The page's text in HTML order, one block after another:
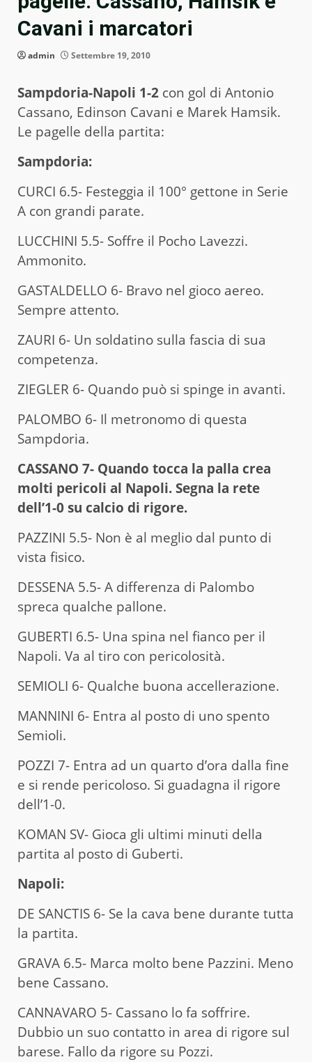
Cavani i marcatori
admin Settembre 19, 2010
Sampdoria-Napoli 1-2 con gol di Antonio
Cassano, Edinson Cavani e Marek Hamsik.
Le pagelle della partita:
Sampdoria:
CURCI 6.5- Festeggia il 100° gettone in Serie
A con grandi parate.
LUCCHINI 5.5- Soffre il Pocho Lavezzi.
Ammonito.
GASTALDELLO 6- Bravo nel gioco aereo.
Sempre attento.
ZAURI 6- Un soldatino sulla fascia di sua
competenza.
ZIEGLER 6- Quando può si spinge in avanti.
PALOMBO 6- Il metronomo di questa
Sampdoria.
CASSANO 7- Quando tocca la palla crea
molti pericoli al Napoli. Segna la rete
dell’1-0 su calcio di rigore.
PAZZINI 5.5- Non è al meglio dal punto di
vista fisico.
DESSENA 5.5- A differenza di Palombo
spreca qualche pallone.
GUBERTI 6.5- Una spina nel fianco per il
Napoli. Va al tiro con pericolosità.
SEMIOLI 6- Qualche buona accellerazione.
MANNINI 6- Entra al posto di uno spento
Semioli.
POZZI 7- Entra ad un quarto d’ora dalla fine
e si rende pericoloso. Si guadagna il rigore
dell’1-0.
KOMAN SV- Gioca gli ultimi minuti della
partita al posto di Guberti.
Napoli:
DE SANCTIS 6- Se la cava bene durante tutta
la partita.
GRAVA 6.5- Marca molto bene Pazzini. Meno
bene Cassano.
CANNAVARO 5- Cassano lo fa soffrire.
Dubbio un suo contatto in area di rigore sul
barese. Fallo da rigore su Pozzi.